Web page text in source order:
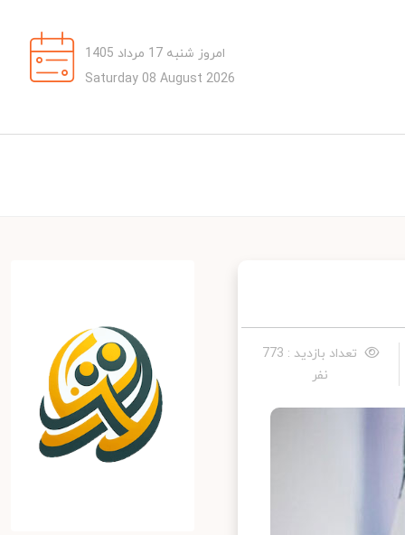
امروز شنبه 17 مرداد 1405
Saturday 08 August 2026
تعداد بازدید : 773
نفر